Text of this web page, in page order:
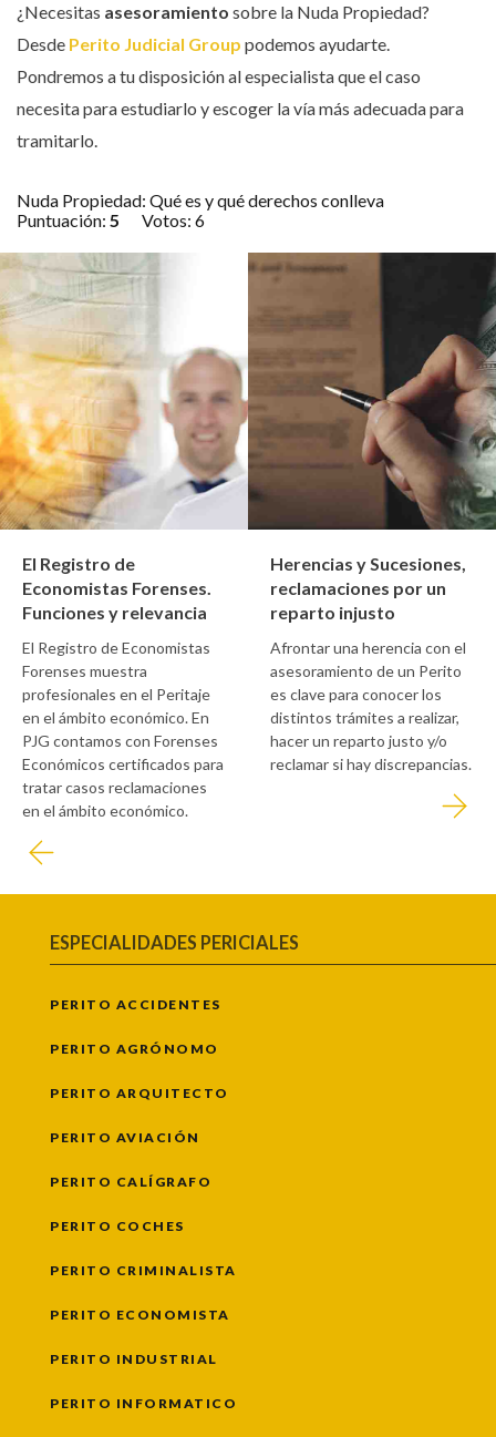
¿Necesitas asesoramiento sobre la Nuda Propiedad?
Desde Perito Judicial Group podemos ayudarte.
Pondremos a tu disposición al especialista que el caso
necesita para estudiarlo y escoger la vía más adecuada para
tramitarlo.
Nuda Propiedad: Qué es y qué derechos conlleva
Puntuación: 5 Votos: 6
El Registro de
Economistas Forenses.
Funciones y relevancia
El Registro de Economistas
Forenses muestra
profesionales en el Peritaje
en el ámbito económico. En
PJG contamos con Forenses
Económicos certificados para
tratar casos reclamaciones
en el ámbito económico.
Herencias y Sucesiones,
reclamaciones por un
reparto injusto
Afrontar una herencia con el
asesoramiento de un Perito
es clave para conocer los
distintos trámites a realizar,
hacer un reparto justo y/o
reclamar si hay discrepancias.
ESPECIALIDADES PERICIALES
PERITO ACCIDENTES
PERITO AGRÓNOMO
PERITO ARQUITECTO
PERITO AVIACIÓN
PERITO CALÍGRAFO
PERITO COCHES
PERITO CRIMINALISTA
PERITO ECONOMISTA
PERITO INDUSTRIAL
PERITO INFORMATICO